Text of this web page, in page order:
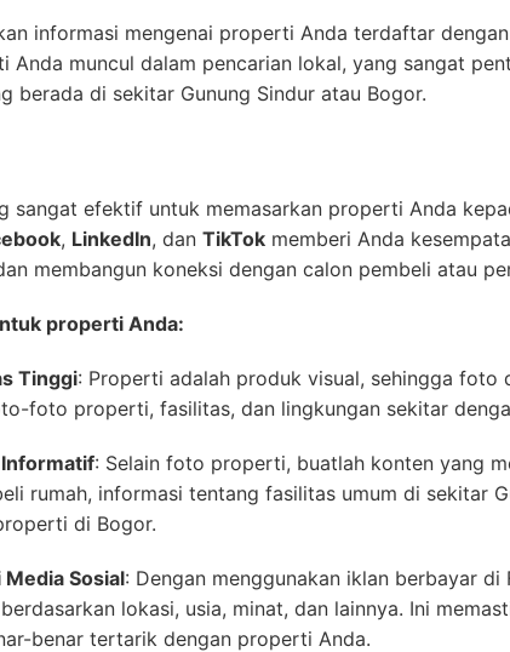
informasi mengenai properti Anda terdaftar
Anda muncul dalam pencarian lokal, yang sangat
berada di sekitar Gunung Sindur atau Bogor.
sangat efektif untuk memasarkan properti Anda
, LinkedIn, dan TikTok memberi Anda
membangun koneksi dengan calon pembeli atau
properti Anda:
Tinggi: Properti adalah produk visual, sehingga foto
foto properti, fasilitas, dan lingkungan sekitar
: Selain foto properti, buatlah konten yang
rumah, informasi tentang fasilitas umum di sekitar
di Bogor.
Sosial: Dengan menggunakan iklan berbayar
lokasi, usia, minat, dan lainnya. Ini
benar tertarik dengan properti Anda.